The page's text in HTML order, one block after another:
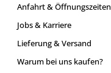
Anfahrt & Öffnungszeiten
Jobs & Karriere
Lieferung & Versand
Warum bei uns kaufen?